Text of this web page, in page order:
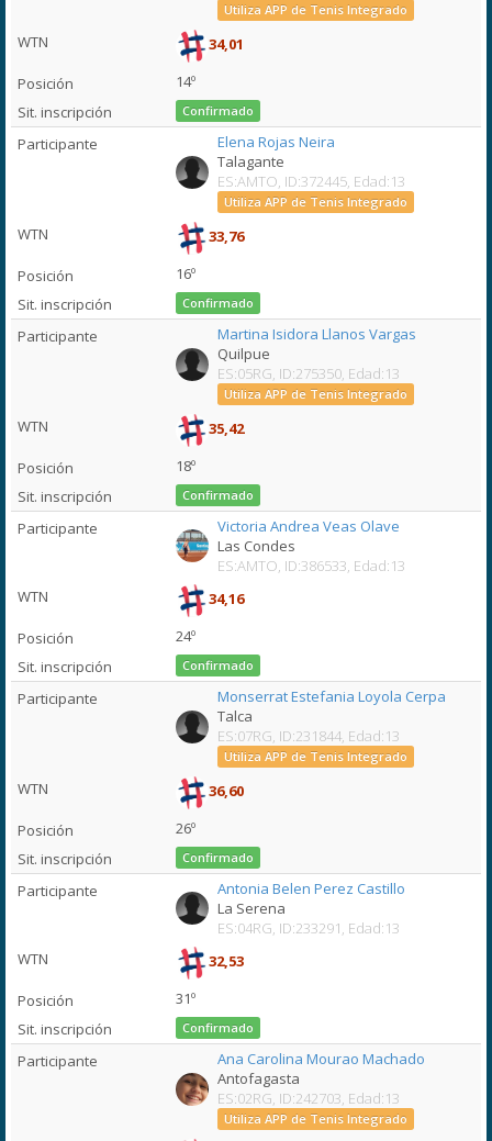
Utiliza APP de Tenis Integrado
34,01
14º
Confirmado
Elena Rojas Neira
Talagante
ES:AMTO, ID:372445, Edad:13
Utiliza APP de Tenis Integrado
33,76
16º
Confirmado
Martina Isidora Llanos Vargas
Quilpue
ES:05RG, ID:275350, Edad:13
Utiliza APP de Tenis Integrado
35,42
18º
Confirmado
Victoria Andrea Veas Olave
Las Condes
ES:AMTO, ID:386533, Edad:13
34,16
24º
Confirmado
Monserrat Estefania Loyola Cerpa
Talca
ES:07RG, ID:231844, Edad:13
Utiliza APP de Tenis Integrado
36,60
26º
Confirmado
Antonia Belen Perez Castillo
La Serena
ES:04RG, ID:233291, Edad:13
32,53
31º
Confirmado
Ana Carolina Mourao Machado
Antofagasta
ES:02RG, ID:242703, Edad:13
Utiliza APP de Tenis Integrado